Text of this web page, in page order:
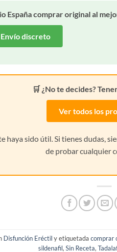
España comprar original al
discreto
🛒 ¿No te decides?
Ver todos los
haya sido útil. Si tienes dudas,
de probar cualquier
Disfunción Eréctily etiquetada comprar
sildenafil, Sin Receta,